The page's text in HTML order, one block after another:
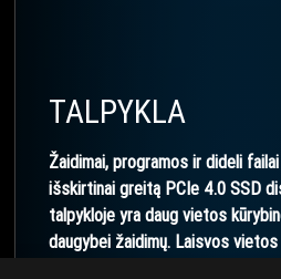
TALPYKLA
Žaidimai, programos ir dideli
išskirtinai greitą PCIe 4.0 SSD
talpykloje yra daug vietos
daugybei žaidimų. Laisvos